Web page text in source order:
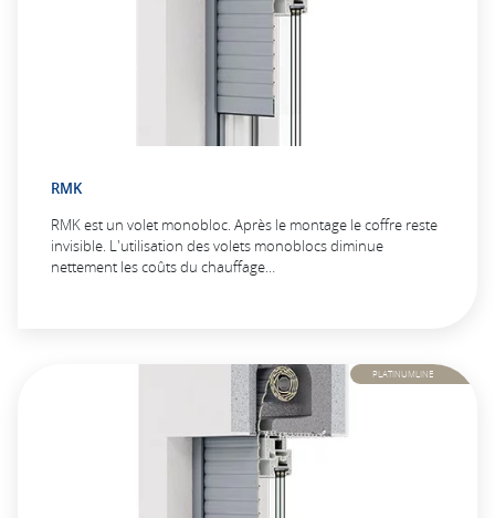
RMK
RMK est un volet monobloc. Après le montage le coffre reste
invisible. L'utilisation des volets monoblocs diminue
nettement les coûts du chauffage…
PLATINUMLINE